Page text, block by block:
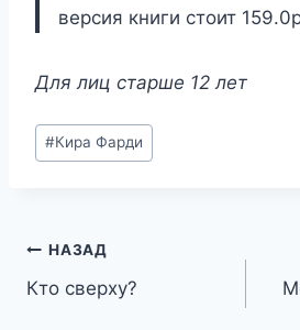
версия книги стоит
Для лиц старше 12 лет
Метки
записи:
#Кира Фарди
Навигация
по
НАЗАД
Кто сверху?